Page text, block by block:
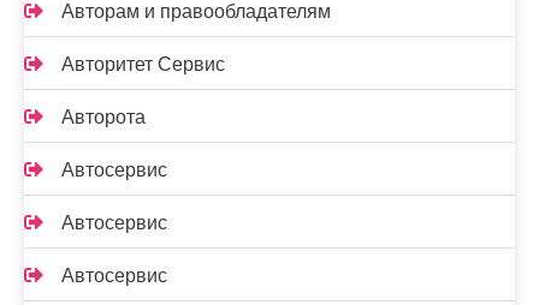
Авторам и правообладателям
Авторитет Сервис
Авторота
Автосервис
Автосервис
Автосервис